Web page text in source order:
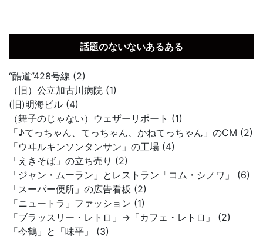
話題のないないあるある
“酷道”428号線 (2)
（旧）公立加古川病院 (1)
(旧)明海ビル (4)
（舞子のじゃない）ウェザーリポート (1)
「♪てっちゃん、てっちゃん、かねてっちゃん」のCM (2)
「ウヰルキンソンタンサン」の工場 (4)
「えきそば」の立ち売り (2)
「ジャン・ムーラン」とレストラン「コム・シノワ」 (6)
「スーパー便所」の広告看板 (2)
「ニュートラ」ファッション (1)
「ブラッスリー・レトロ」→「カフェ・レトロ」 (2)
「今鶴」と「味平」 (3)